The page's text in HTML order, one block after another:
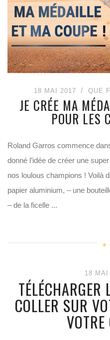
18 MAI 2017 QUE
JE CRÉE MA
POUR LES
Roland Garros commence
donné l’idée de créer une
nos loulous champions ! Voilà
papier aluminium, – une
– de la ficelle ...
18 MAI
TÉLÉCHARGER
COLLER SUR